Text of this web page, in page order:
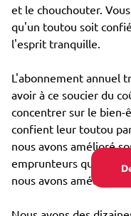
et le chouchouter.
qu'un toutou soit
l'esprit tranquille.
L'abonnement annuel
avoir à ce soucier du
concentrer sur le bien-
confient leur toutou
nous avons amélioré
emprunteurs qui
nous avons amélioré